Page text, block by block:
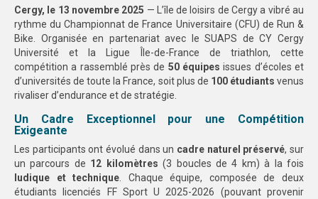
Cergy, le 13 novembre 2025 — L’île de loisirs de Cergy a vibré au
rythme du Championnat de France Universitaire (CFU) de Run &
Bike. Organisée en partenariat avec le SUAPS de CY Cergy
Université et la Ligue Île-de-France de triathlon, cette
compétition a rassemblé près de 50 équipes issues d’écoles et
d’universités de toute la France, soit plus de 100 étudiants venus
rivaliser d’endurance et de stratégie.
Un Cadre Exceptionnel pour une Compétition
Exigeante
Les participants ont évolué dans un cadre naturel préservé, sur
un parcours de 12 kilomètres (3 boucles de 4 km) à la fois
ludique et technique . Chaque équipe, composée de deux
étudiants licenciés FF Sport U 2025-2026 (pouvant provenir